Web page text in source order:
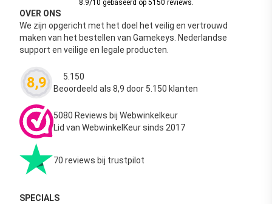
8.9/10 gebaseerd op 5150 reviews.
OVER ONS
We zijn opgericht met het doel het veilig en vertrouwd
maken van het bestellen van Gamekeys. Nederlandse
support en veilige en legale producten.
8,9 Waardering
5.150
Beoordeeld als 8,9 door 5.150 klanten
5080 Reviews bij Webwinkelkeur
Lid van WebwinkelKeur sinds 2017
70 reviews bij trustpilot
SPECIALS